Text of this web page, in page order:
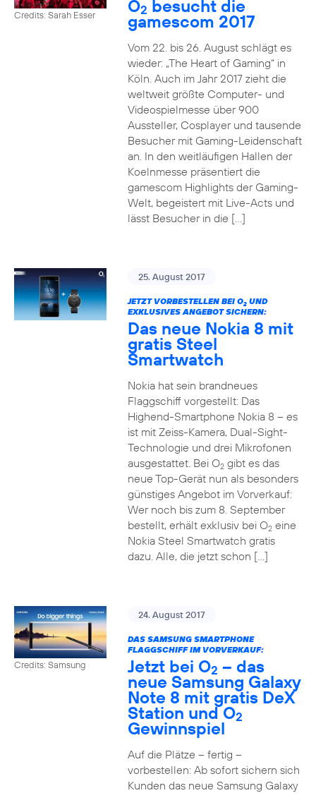
Credits: Sarah Esser O2 besucht die
gamescom 2017
Vom 22. bis 26. August schlägt es
wieder: „The Heart of Gaming“ in
Köln. Auch im Jahr 2017 zieht die
weltweit größte Computer- und
Videospielmesse über 900
Aussteller, Cosplayer und tausende
Besucher mit Gaming-Leidenschaft
an. In den weitläufigen Hallen der
Koelnmesse präsentiert die
gamescom Highlights der Gaming-
Welt, begeistert mit Live-Acts und
lässt Besucher in die […]
25. August 2017
JETZT VORBESTELLEN BEI O2UND
EXKLUSIVES ANGEBOT SICHERN:
Das neue Nokia 8 mit
gratis Steel
Smartwatch
Nokia hat sein brandneues
Flaggschiff vorgestellt: Das
Highend-Smartphone Nokia 8 – es
ist mit Zeiss-Kamera, Dual-Sight-
Technologie und drei Mikrofonen
ausgestattet. Bei O2gibt es das
neue Top-Gerät nun als besonders
günstiges Angebot im Vorverkauf:
Wer noch bis zum 8. September
bestellt, erhält exklusiv bei O2eine
Nokia Steel Smartwatch gratis
dazu. Alle, die jetzt schon […]
Credits: Samsung
24. August 2017
DAS SAMSUNG SMARTPHONE
FLAGGSCHIFF IM VORVERKAUF:
Jetzt bei O2 – das
neue Samsung Galaxy
Note 8 mit gratis DeX
Station und O2
Gewinnspiel
Auf die Plätze – fertig –
vorbestellen: Ab sofort sichern sich
Kunden das neue Samsung Galaxy